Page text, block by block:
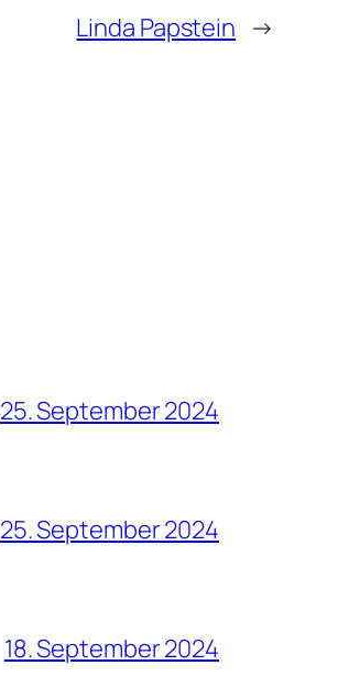
Linda Papstein →
25. September 2024
25. September 2024
18. September 2024